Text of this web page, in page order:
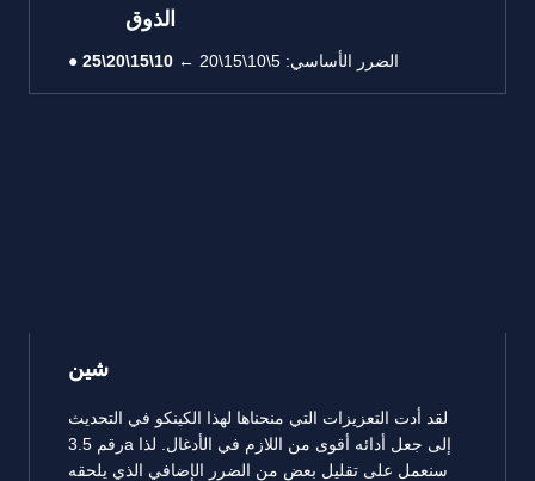
الذوق
● الضرر الأساسي: 5\10\15\20 ←
شين
لقد أدت التعزيزات التي منحناها لهذا الكينكو في التحديث
رقم 3.5a إلى جعل أدائه أقوى من اللازم في الأدغال. لذا
سنعمل على تقليل بعضٍ من الضرر الإضافي الذي يلحقه